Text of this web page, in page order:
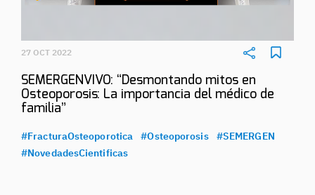
27 OCT 2022
SEMERGENVIVO: “Desmontando mitos en
Osteoporosis: La importancia del médico de
familia”
#FracturaOsteoporotica #Osteoporosis
#SEMERGEN
#NovedadesCientificas